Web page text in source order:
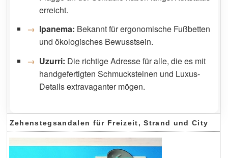
erreicht.
Ipanema: Bekannt für ergonomische Fußbetten
und ökologisches Bewusstsein.
Uzurri: Die richtige Adresse für alle, die es mit
handgefertigten Schmucksteinen und Luxus-
Details extravaganter mögen.
Zehenstegsandalen für Freizeit, Strand und City